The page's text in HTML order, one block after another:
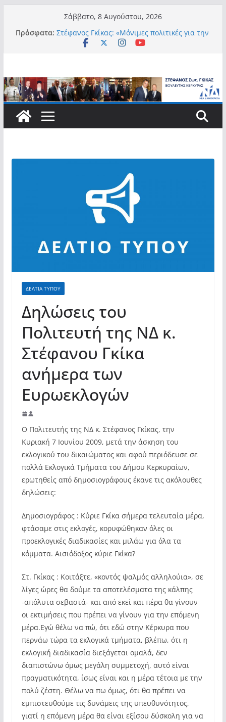
περιεχόμενο
Σάββατο, 8 Αυγούστου, 2026
Πρόσφατα: Στέφανος Γκίκας: «Μόνιμες πολιτικές για την
αυτονομία, την αξιοπρέπεια και την ισότιμη
Στέφανος Γκίκας:
Στέφανος Γκίκας: «Η πρωτοβουλία “Smart
Island – Gov Access Booth” ενισχύει την
ισότιμη πρόσβαση των νησιωτών μας στις
Τμήματα της Κέρκυρας για τις σπουδές
Στέφανος Γκίκας: «Οι νέες προκλήσεις, όπως
η τεχνητή νοημοσύνη, η κλιματική κρίση, η
στεγαστική πίεση και η ανάγκη προστασίας
των επόμενων γενεών, επιβάλλουν
απαντήσεις»
ΔΕΛΤΙΑ ΤΥΠΟΥ
Δηλώσεις του
Πολιτευτή της ΝΔ κ.
Στέφανου Γκίκα
ανήμερα των
Ευρωεκλογών
Ο Πολιτευτής της ΝΔ κ. Στέφανος Γκίκας, την
Κυριακή 7 Ιουνίου 2009, μετά την άσκηση του
εκλογικού του δικαιώματος και αφού περιόδευσε σε
πολλά Εκλογικά Τμήματα του Δήμου Κερκυραίων,
ερωτηθείς από δημοσιογράφους έκανε τις ακόλουθες
δηλώσεις:
Δημοσιογράφος : Κύριε Γκίκα σήμερα τελευταία μέρα,
φτάσαμε στις εκλογές, κορυφώθηκαν όλες οι
προεκλογικές διαδικασίες και μιλάω για όλα τα
κόμματα. Αισιόδοξος κύριε Γκίκα?
Στ. Γκίκας : Κοιτάξτε, «κοντός ψαλμός αλληλούια», σε
λίγες ώρες θα δούμε τα αποτελέσματα της κάλπης
-απόλυτα σεβαστά- και από εκεί και πέρα θα γίνουν
οι εκτιμήσεις που πρέπει να γίνουν για την επόμενη
μέρα.Εγώ θέλω να πώ, ότι εδώ στην Κέρκυρα που
περνάω τώρα τα εκλογικά τμήματα, βλέπω, ότι η
εκλογική διαδικασία διεξάγεται ομαλά, δεν
διαπιστώνω όμως μεγάλη συμμετοχή, αυτό είναι
πραγματικότητα, ίσως είναι και η μέρα τέτοια με την
πολύ ζέστη. Θέλω να πω όμως, ότι θα πρέπει να
εμπιστευθούμε τις δυνάμεις της υπευθυνότητος,
γιατί η επόμενη μέρα θα είναι εξίσου δύσκολη για να